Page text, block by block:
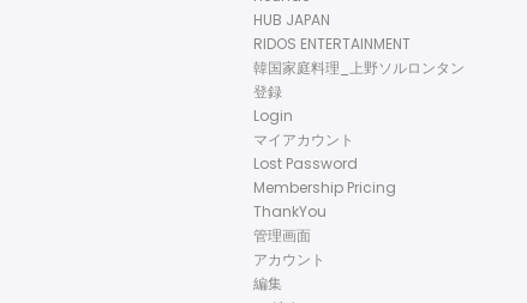
HUB JAPAN
RIDOS ENTERTAINMENT
韓国家庭料理_上野ソルロンタン
登録
Login
マイアカウント
Lost Password
Membership Pricing
ThankYou
管理画面
アカウント
編集